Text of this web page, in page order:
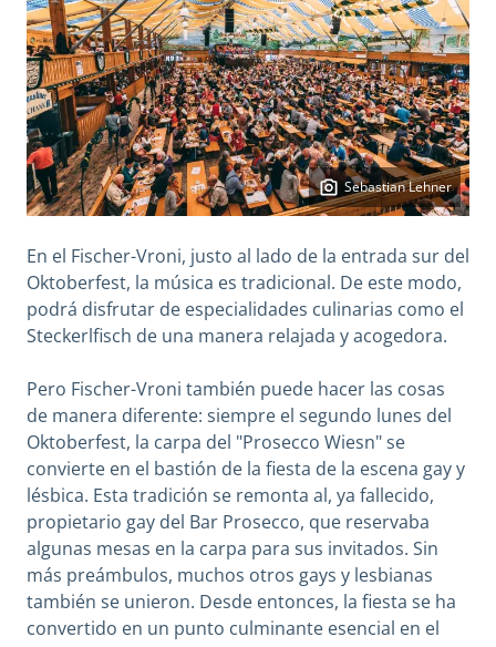
Sebastian Lehner
En el Fischer-Vroni, justo al lado de la entrada sur del
Oktoberfest, la música es tradicional. De este modo,
podrá disfrutar de especialidades culinarias como el
Steckerlfisch de una manera relajada y acogedora.
Pero Fischer-Vroni también puede hacer las cosas
de manera diferente: siempre el segundo lunes del
Oktoberfest, la carpa del "Prosecco Wiesn" se
convierte en el bastión de la fiesta de la escena gay y
lésbica. Esta tradición se remonta al, ya fallecido,
propietario gay del Bar Prosecco, que reservaba
algunas mesas en la carpa para sus invitados. Sin
más preámbulos, muchos otros gays y lesbianas
también se unieron. Desde entonces, la fiesta se ha
convertido en un punto culminante esencial en el